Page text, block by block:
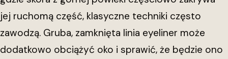
jej ruchomą część, klasyczne techniki często
zawodzą. Gruba, zamknięta linia eyeliner może
dodatkowo obciążyć oko i sprawić, że będzie ono